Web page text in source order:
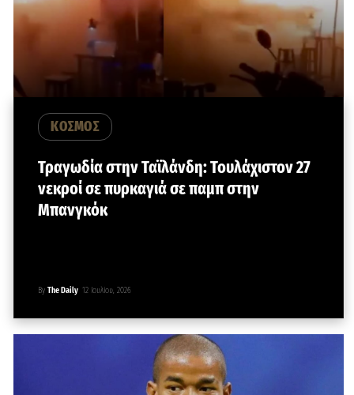
ΚΟΣΜΟΣ
Τραγωδία στην Ταϊλάνδη: Τουλάχιστον 27
νεκροί σε πυρκαγιά σε παμπ στην
Μπανγκόκ
By The Daily 12 Ιουλίου, 2026